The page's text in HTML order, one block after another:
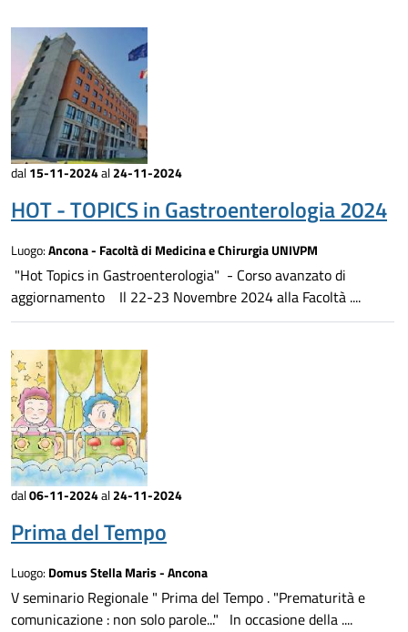
dal 15-11-2024al24-11-2024
HOT - TOPICS in Gastroenterologia 2024
Luogo:Ancona - Facoltà di Medicina e Chirurgia UNIVPM
"Hot Topics in Gastroenterologia" - Corso avanzato di
aggiornamento Il 22-23 Novembre 2024 alla Facoltà ....
dal06-11-2024al24-11-2024
Prima del Tempo
Luogo: Domus Stella Maris - Ancona
V seminario Regionale " Prima del Tempo . "Prematurità e
comunicazione : non solo parole..." In occasione della ....